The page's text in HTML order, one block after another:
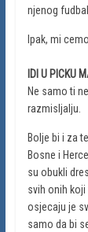
njenog
Ipak, mi
IDI U PICKU
Ne samo ti
razmisljalju.
Bolje bi i za
Bosne i
su obukli
svih onih koji
osjecaju je
samo da bi